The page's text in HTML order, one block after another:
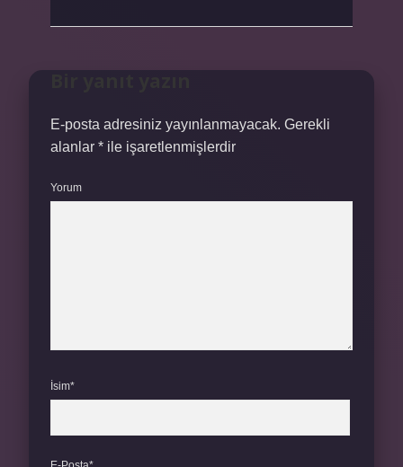
E-posta adresiniz yayınlanmayacak. Gerekli
alanlar * ile işaretlenmişlerdir
Yorum
İsim*